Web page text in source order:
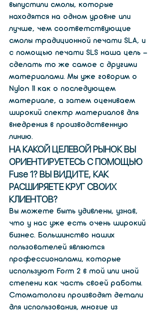
выпустили смолы, которые
находятся на одном уровне или
лучше, чем соответствующие
смолы традиционной печати SLA, и
с помощью печати SLS наша цель -
сделать то же самое с другими
материалами. Мы уже говорим о
Nylon 11 как о последующем
материале, а затем оцениваем
широкий спектр материалов для
внедрения в производственную
линию.
НА КАКОЙ ЦЕЛЕВОЙ РЫНОК ВЫ
ОРИЕНТИРУЕТЕСЬ С ПОМОЩЬЮ
Fuse 1? ВЫ ВИДИТЕ, КАК
РАСШИРЯЕТЕ КРУГ СВОИХ
КЛИЕНТОВ?
Вы можете быть удивлены, узнав,
что у нас уже есть очень широкий
бизнес. Большинство наших
пользователей являются
профессионалами, которые
используют Form 2 в той или иной
степени как часть своей работы.
Стоматологи производят детали
для использования, многие из